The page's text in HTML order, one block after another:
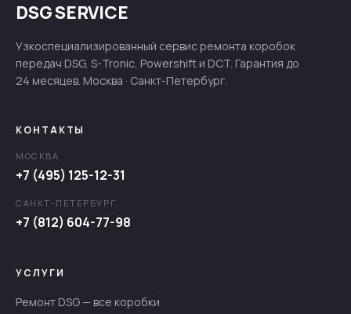
DSG SERVICE
Узкоспециализированный сервис ремонта коробок
передач DSG, S-Tronic, Powershift и DCT. Гарантия до
24 месяцев. Москва · Санкт-Петербург.
КОНТАКТЫ
МОСКВА
+7 (495) 125-12-31
САНКТ-ПЕТЕРБУРГ
+7 (812) 604-77-98
УСЛУГИ
Ремонт DSG — все коробки